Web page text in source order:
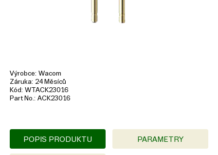
Výrobce Wacom
Záruka 24 Měsíců
Kód WTACK23016
Part No. ACK23016
POPIS PRODUKTU PARAMETRY